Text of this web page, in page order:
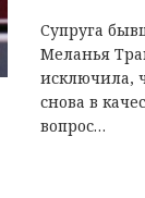
Супруга
Меланья
исключила,
снова в
вопрос…